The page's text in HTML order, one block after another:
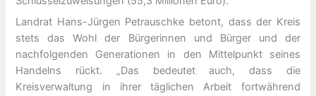
Landrat Hans-Jürgen Petrauschke betont, dass der Kreis
stets das Wohl der Bürgerinnen und Bürger und der
nachfolgenden Generationen in den Mittelpunkt seines
Handelns rückt. „Das bedeutet auch, dass die
Kreisverwaltung in ihrer täglichen Arbeit fortwährend